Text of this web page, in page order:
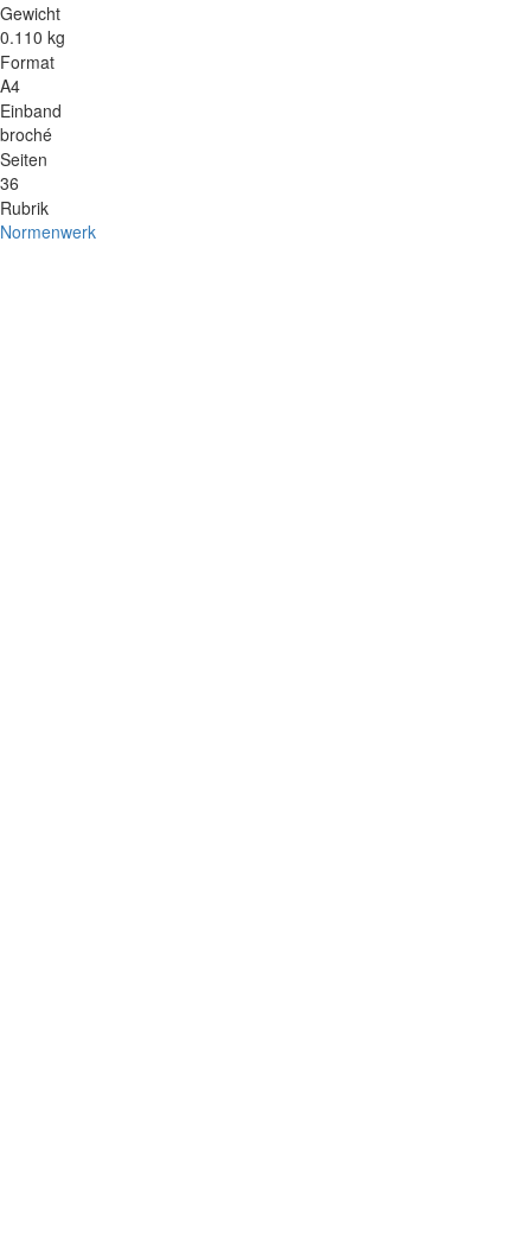
Gewicht
0.110 kg
Format
A4
Einband
broché
Seiten
36
Rubrik
Normenwerk